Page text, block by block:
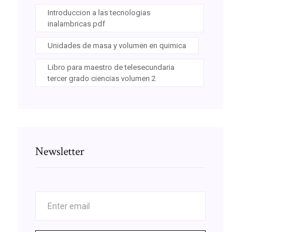
Introduccion a las tecnologias
inalambricas pdf
Unidades de masa y volumen en quimica
Libro para maestro de telesecundaria
tercer grado ciencias volumen 2
Newsletter